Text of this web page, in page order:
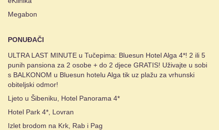
Megabon
PONUĐAČI
ULTRA LAST MINUTE u Tučepima: Bluesun Hotel Alga 4*! 2 ili 5
punih pansiona za 2 osobe + do 2 djece GRATIS! Uživajte u sobi
s BALKONOM u Bluesun hotelu Alga tik uz plažu za vrhunski
obiteljski odmor!
Ljeto u Šibeniku, Hotel Panorama 4*
Hotel Park 4*, Lovran
Izlet brodom na Krk, Rab i Pag